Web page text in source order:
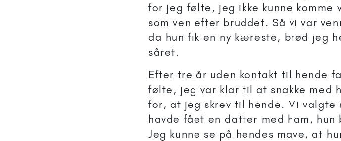
for jeg følte, jeg ikke kunne komme
som ven efter bruddet. Så vi var
da hun fik en ny kæreste, brød jeg
såret.
Efter tre år uden kontakt til hende
følte, jeg var klar til at snakke med
for, at jeg skrev til hende. Vi valgte
havde fået en datter med ham,
Jeg kunne se på hendes mave, at